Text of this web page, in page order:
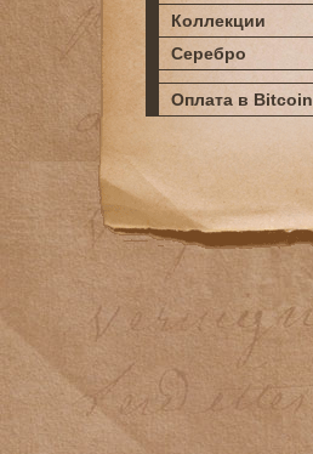
Коллекции
Серебро
Оплата в Bitcoin